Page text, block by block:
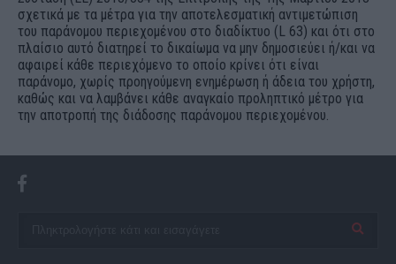
σχετικά με τα μέτρα για την αποτελεσματική αντιμετώπιση
του παράνομου περιεχομένου στο διαδίκτυο (L 63) και ότι στο
πλαίσιο αυτό διατηρεί το δικαίωμα να μην δημοσιεύει ή/και να
αφαιρεί κάθε περιεχόμενο το οποίο κρίνει ότι είναι
παράνομο, χωρίς προηγούμενη ενημέρωση ή άδεια του χρήστη,
καθώς και να λαμβάνει κάθε αναγκαίο προληπτικό μέτρο για
την αποτροπή της διάδοσης παράνομου περιεχομένου.